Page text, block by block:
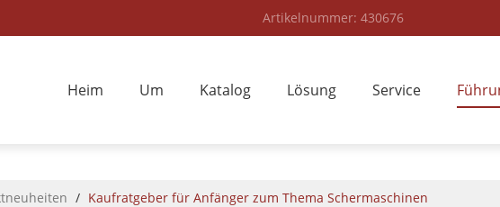
Artikelnummer: 430676
Heim Um Katalog Lösung Service
/ Kaufratgeber für Anfänger zum Thema Schermaschinen